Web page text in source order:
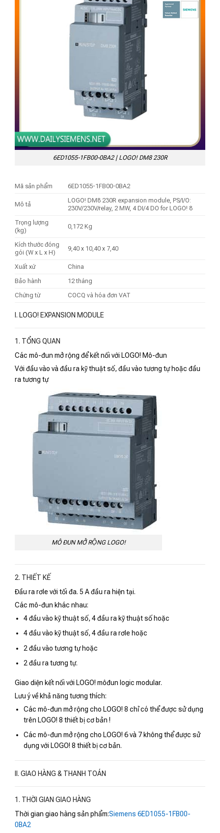
6ED1055-1FB00-0BA2 | LOGO! DM8 230R
Mã sản phẩm 6ED1055-1FB00-0BA2
Mô tả
LOGO! DM8 230R expansion module, PS/I/O:
230V/230V/relay, 2 MW, 4 DI/4 DO for LOGO! 8
Trọng lượng
(kg)
0,172 Kg
Kích thước đóng
gói (W x L x H)
9,40 x 10,40 x 7,40
Xuất xứ
China
Bảo hành
12 tháng
Chứng từ
COCQ và hóa đơn VAT
I. LOGO! EXPANSION MODULE
1. TỔNG QUAN
Các mô-đun mở rộng để kết nối với LOGO! Mô-đun
Với đầu vào và đầu ra kỹ thuật số, đầu vào tương tự hoặc đầu
ra tương tự
MÔ ĐUN MỞ RỘNG LOGO!
2. THIẾT KẾ
Đầu ra rơle với tối đa. 5 A đầu ra hiện tại.
Các mô-đun khác nhau:
4 đầu vào kỹ thuật số, 4 đầu ra kỹ thuật số hoặc
4 đầu vào kỹ thuật số, 4 đầu ra rơle hoặc
2 đầu vào tương tự hoặc
2 đầu ra tương tự.
Giao diện kết nối với LOGO! môđun logic modular.
Lưu ý về khả năng tương thích:
Các mô-đun mở rộng cho LOGO! 8 chỉ có thể được sử dụng
trên LOGO! 8 thiết bị cơ bản !
Các mô-đun mở rộng cho LOGO! 6 và 7 không thể được sử
dụng với LOGO! 8 thiết bị cơ bản.
II. GIAO HÀNG & THANH TOÁN
1. THỜI GIAN GIAO HÀNG
Thời gian giao hàng sản phẩm:Siemens 6ED1055-1FB00-
0BA2